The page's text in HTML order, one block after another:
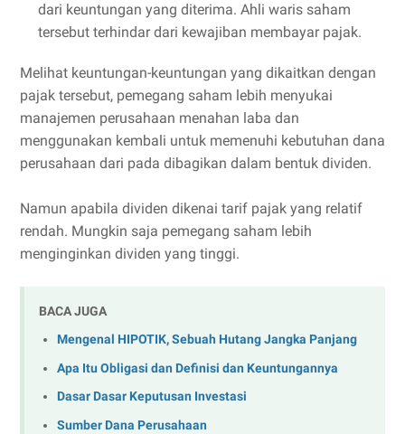
dari keuntungan yang diterima. Ahli waris saham
tersebut terhindar dari kewajiban membayar pajak.
Melihat keuntungan-keuntungan yang dikaitkan dengan
pajak tersebut, pemegang saham lebih menyukai
manajemen perusahaan menahan laba dan
menggunakan kembali untuk memenuhi kebutuhan dana
perusahaan dari pada dibagikan dalam bentuk dividen.
Namun apabila dividen dikenai tarif pajak yang relatif
rendah. Mungkin saja pemegang saham lebih
menginginkan dividen yang tinggi.
BACA JUGA
Mengenal HIPOTIK, Sebuah Hutang Jangka Panjang
Apa Itu Obligasi dan Definisi dan Keuntungannya
Dasar Dasar Keputusan Investasi
Sumber Dana Perusahaan